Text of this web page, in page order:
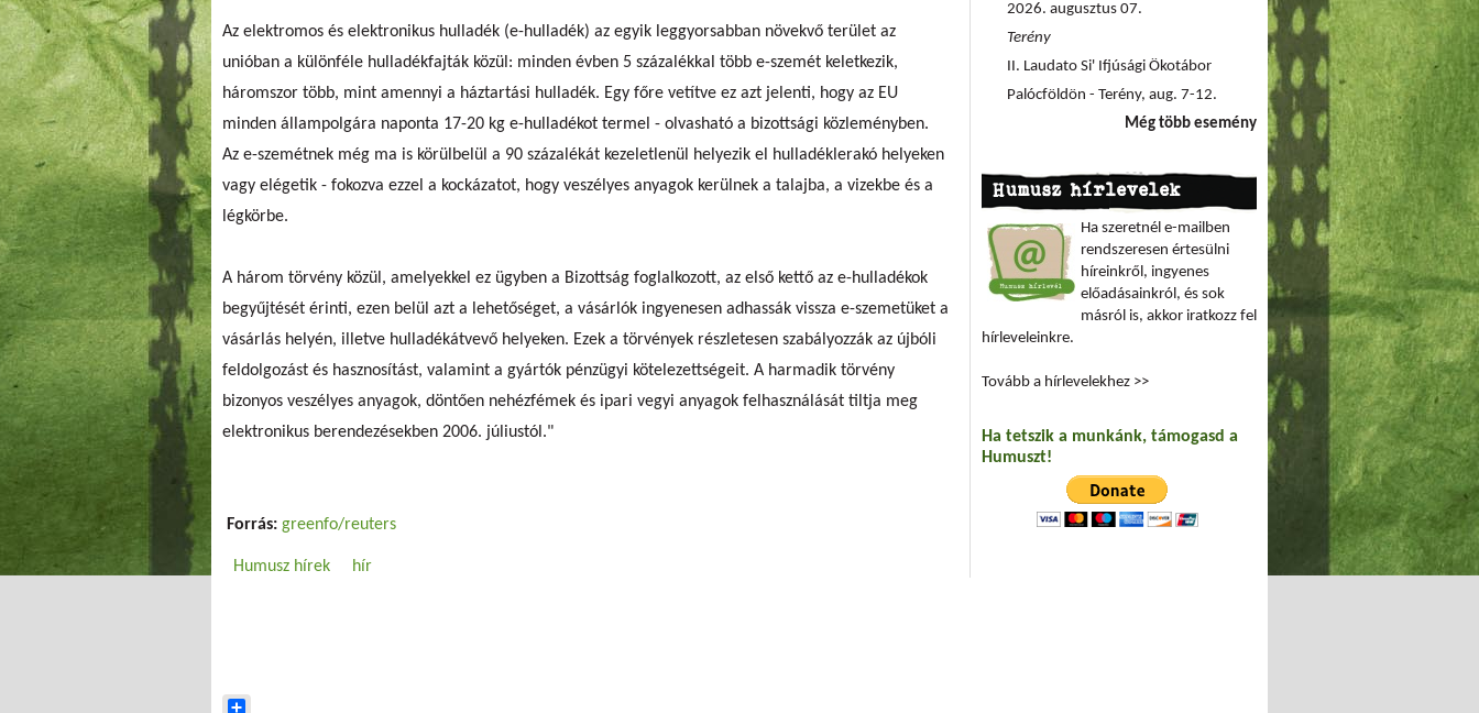
Az elektromos és elektronikus hulladék (e-hulladék) az egyik leggyorsabban növekvő terület az
unióban a különféle hulladékfajták közül: minden évben 5 százalékkal több e-szemét keletkezik,
háromszor több, mint amennyi a háztartási hulladék. Egy főre vetítve ez azt jelenti, hogy az EU
minden állampolgára naponta 17-20 kg e-hulladékot termel - olvasható a bizottsági közleményben.
Az e-szemétnek még ma is körülbelül a 90 százalékát kezeletlenül helyezik el hulladéklerakó helyeken
vagy elégetik - fokozva ezzel a kockázatot, hogy veszélyes anyagok kerülnek a talajba, a vizekbe és a
légkörbe.
A három törvény közül, amelyekkel ez ügyben a Bizottság foglalkozott, az első kettő az e-hulladékok
begyűjtését érinti, ezen belül azt a lehetőséget, a vásárlók ingyenesen adhassák vissza e-szemetüket a
vásárlás helyén, illetve hulladékátvevő helyeken. Ezek a törvények részletesen szabályozzák az újbóli
feldolgozást és hasznosítást, valamint a gyártók pénzügyi kötelezettségeit. A harmadik törvény
bizonyos veszélyes anyagok, döntően nehézfémek és ipari vegyi anyagok felhasználását tiltja meg
elektronikus berendezésekben 2006. júliustól."
Forrás: greenfo/reuters
Humusz hírek hír
2026. augusztus 07.
Terény
II. Laudato Si' Ifjúsági Ökotábor
Palócföldön - Terény, aug. 7-12.
Még több esemény
Humusz hírlevelek
Ha szeretnél e-mailben
rendszeresen értesülni
híreinkről, ingyenes
előadásainkról, és sok
másról is, akkor iratkozz fel
hírleveleinkre.
Tovább a hírlevelekhez >>
Ha tetszik a munkánk, támogasd a
Humuszt!